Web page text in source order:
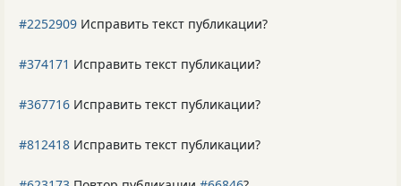
#2252909 Исправить текст публикации?
#374171 Исправить текст публикации?
#367716 Исправить текст публикации?
#812418 Исправить текст публикации?